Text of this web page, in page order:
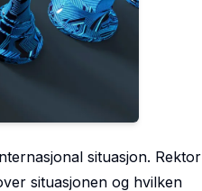
situasjon. Rektor
situasjonen og hvilken